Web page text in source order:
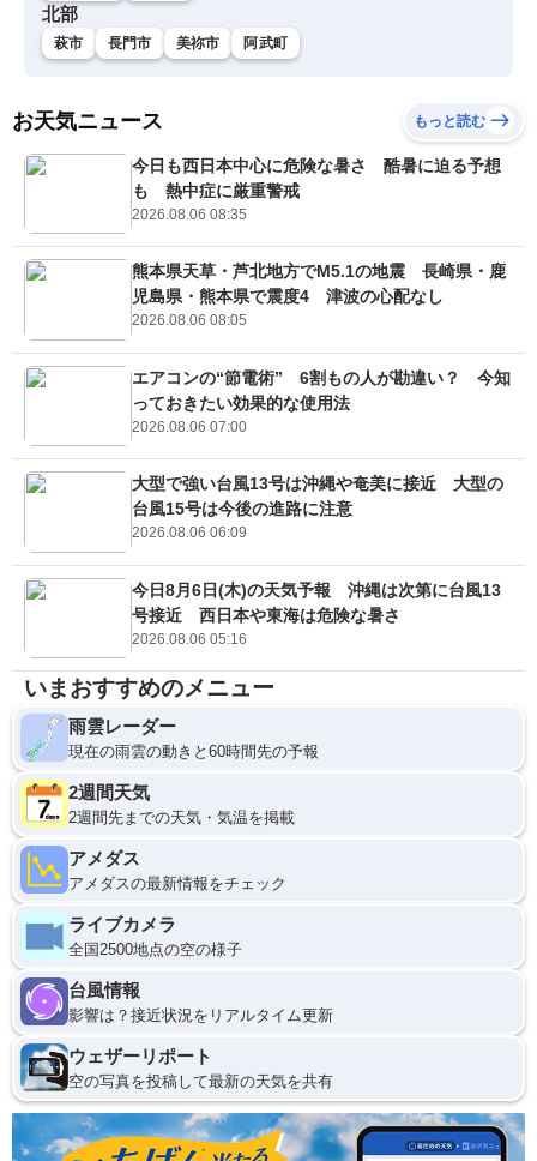
北部
萩市 長門市 美祢市 阿武町
お天気ニュース もっと読む
今日も西日本中心に危険な暑さ 酷暑に迫る予想
も 熱中症に厳重警戒
2026.08.06 08:35
熊本県天草・芦北地方でM5.1の地震 長崎県・鹿
児島県・熊本県で震度4 津波の心配なし
2026.08.06 08:05
エアコンの“節電術” 6割もの人が勘違い？ 今知
っておきたい効果的な使用法
2026.08.06 07:00
大型で強い台風13号は沖縄や奄美に接近 大型の
台風15号は今後の進路に注意
2026.08.06 06:09
今日8月6日(木)の天気予報 沖縄は次第に台風13
号接近 西日本や東海は危険な暑さ
2026.08.06 05:16
いまおすすめのメニュー
雨雲レーダー
現在の雨雲の動きと60時間先の予報
2週間天気
2週間先までの天気・気温を掲載
アメダス
アメダスの最新情報をチェック
ライブカメラ
全国2500地点の空の様子
台風情報
影響は？接近状況をリアルタイム更新
ウェザーリポート
空の写真を投稿して最新の天気を共有